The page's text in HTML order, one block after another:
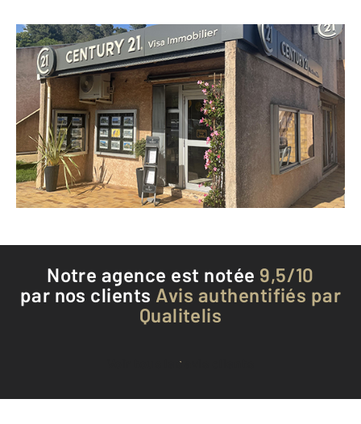
CENTURY 21 Visa Immobilier
495 route de la Mer BIOT 3000
BIOT - 06410
Envoyer un message
Téléphoner à l'agence
Notre agence est notée 9,5/10
par nos clients Avis authentifiés par
Qualitelis
Voir tous les avis clients